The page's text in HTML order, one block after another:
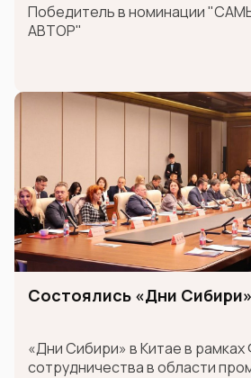
Победитель в номинации
АВТОР"
Состоялись «Дни
«Дни Сибири» в Китае в
сотрудничества в области